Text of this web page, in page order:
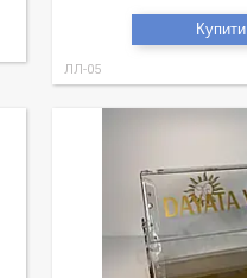
Купити
ЛЛ-05